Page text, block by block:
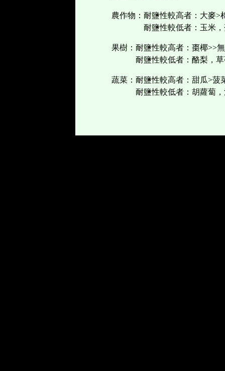
農作物：耐鹽性較高者：大麥>
耐鹽性較低者：玉米，
果樹：耐鹽性較高者：棗椰>>
耐鹽性較低者：酪梨，草
蔬菜：耐鹽性較高者：甜瓜>菠
耐鹽性較低者：胡蘿蔔，